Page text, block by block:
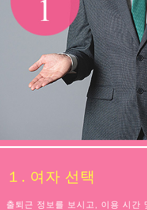
１. 여자 선택
출퇴근 정보를 보시고, 이용 시간